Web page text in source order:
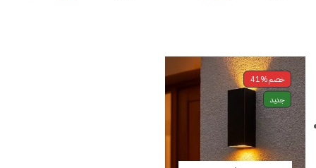
خصم41%
جديد